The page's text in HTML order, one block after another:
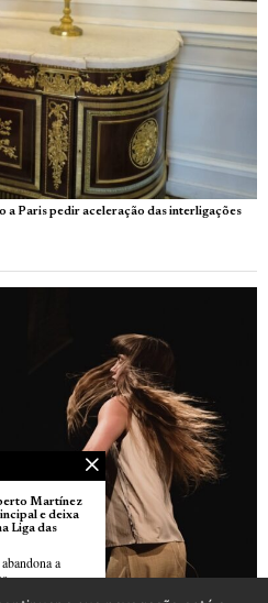
Paris pedir aceleração das interligações
Martínez
e deixa
Liga das
a